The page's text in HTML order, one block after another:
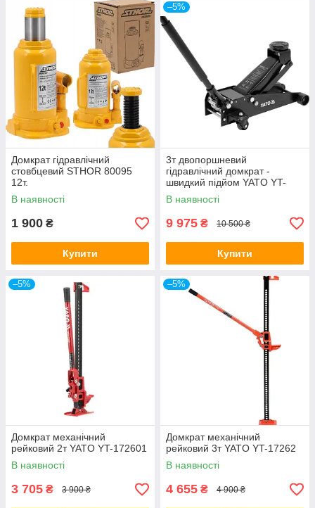
Домкрат гідравлічний
cтовбцевий STHOR 80095
12т.
В наявності
1 900 ₴
Купити
–5%
3т двопоршневий
гідравлічний домкрат -
швидкий підйом YATO YT-
17214
В наявності
9 975 ₴ 10 500 ₴
Купити
–5%
Домкрат механічний
рейковий 2т YATO YT-172601
В наявності
3 705 ₴ 3 900 ₴
–5%
Домкрат механічний
рейковий 3т YATO YT-17262
В наявності
4 655 ₴ 4 900 ₴